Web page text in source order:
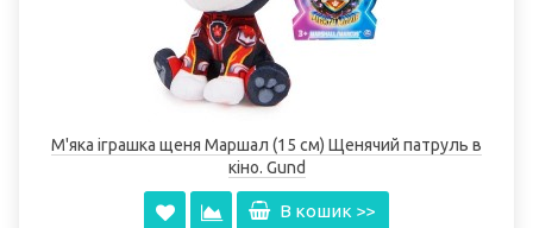
М'яка іграшка щеня Маршал (15 см) Щенячий патруль в
кіно. Gund
В кошик >>